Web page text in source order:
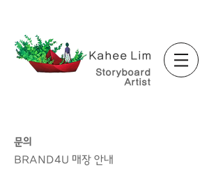
Kahee Lim
Storyboard
Artist
문의
BRAND4U 매장 안내